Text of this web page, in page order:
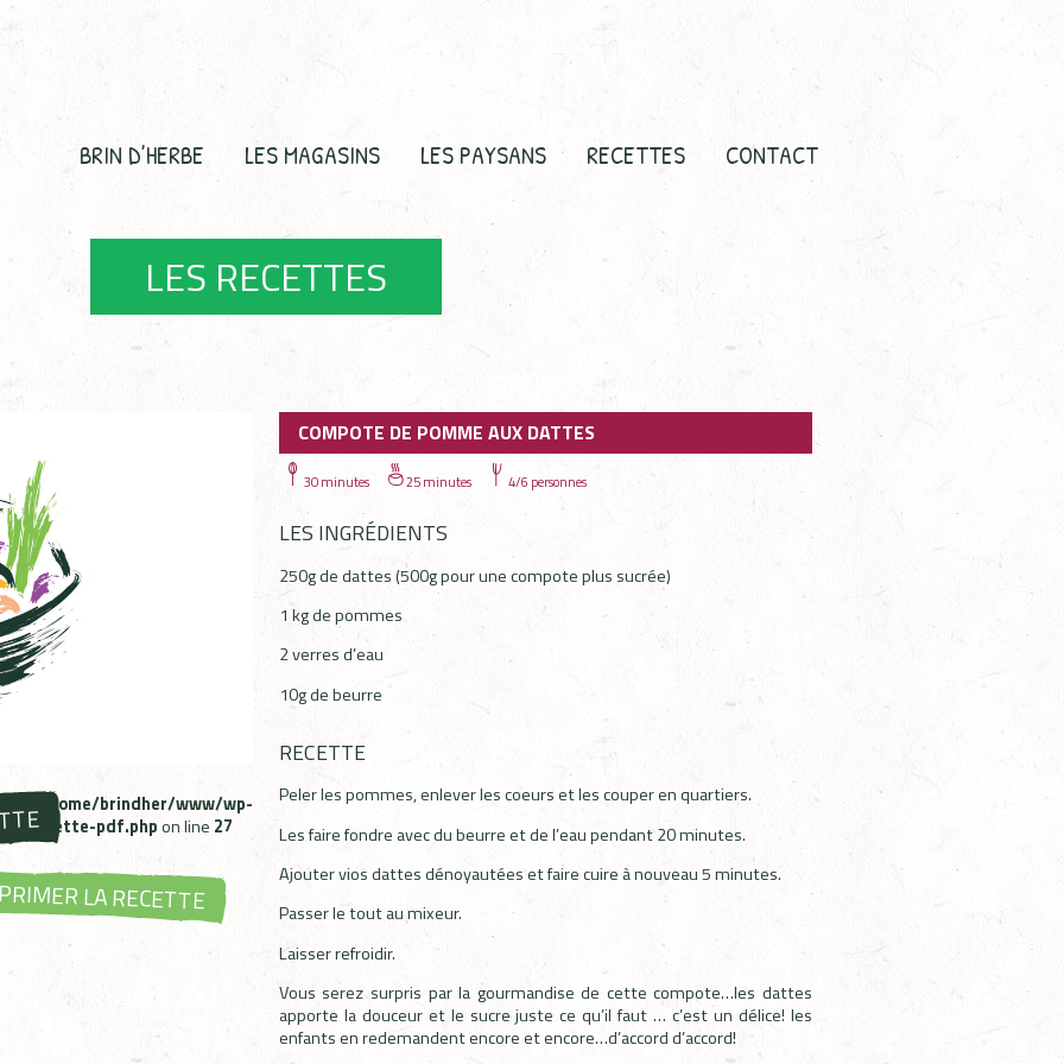
BRIN D’HERBE LES MAGASINS LES PAYSANS RECETTES CONTACT
LES RECETTES
in
/home/brindher/www/wp-
recette-pdf.phpon line 27
LA RECETTE
COMPOTE DE POMME AUX DATTES
30 minutes 25 minutes 4/6 personnes
LES INGRÉDIENTS
250g de dattes (500g pour une compote plus sucrée)
1 kg de pommes
2 verres d’eau
10g de beurre
RECETTE
Peler les pommes, enlever les coeurs et les couper en quartiers.
Les faire fondre avec du beurre et de l’eau pendant 20 minutes.
Ajouter vios dattes dénoyautées et faire cuire à nouveau 5 minutes.
Passer le tout au mixeur.
Laisser refroidir.
Vous serez surpris par la gourmandise de cette compote…les dattes
apporte la douceur et le sucre juste ce qu’il faut … c’est un délice! les
enfants en redemandent encore et encore…d’accord d’accord!